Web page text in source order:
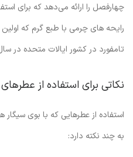
چهارفصل را ارائه می‌دهد که برای
رایحه های چرمی با طبع گرم که اولین
تامفورد در کشور ایالات متحده در سال 2018 ساخته
نکاتی برای استفاده از
استفاده از عطرهایی که با بوی
به چند نکته دارد: